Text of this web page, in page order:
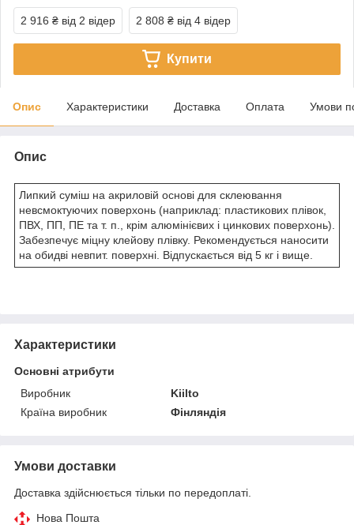
2 916 ₴ від 2 відер 2 808 ₴ від 4 відер
Купити
Опис Характеристики Доставка Оплата Умови
Опис
Липкий суміш на акриловій основі для склеювання
невсмоктуючих поверхонь (наприклад: пластикових плівок,
ПВХ, ПП, ПЕ та т. п., крім алюмінієвих і цинкових поверхонь).
Забезпечує міцну клейову плівку. Рекомендується наносити
на обидві невпит. поверхні. Відпускається від 5 кг і вище.
Характеристики
Основні атрибути
Виробник
Kiilto
Країна виробник
Фінляндія
Умови доставки
Доставка здійснюється тільки по передоплаті.
Нова Пошта